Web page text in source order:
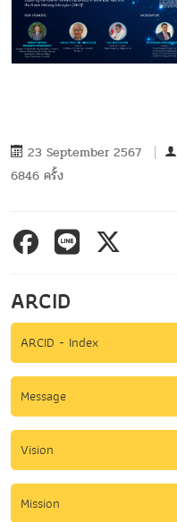
23 September 2567
6846 ครั้ง
ARCID
ARCID - Index
Message
Vision
Mission